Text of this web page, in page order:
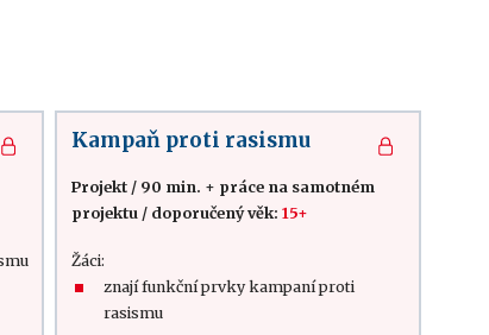
Kampaň proti rasismu
Projekt/ 90 min. + práce na samotném
projektu/ doporučený věk: 15+
Žáci:
znají funkční prvky kampaní proti
rasismu